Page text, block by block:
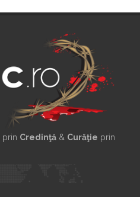
prin Credinţă & Curăţie prin